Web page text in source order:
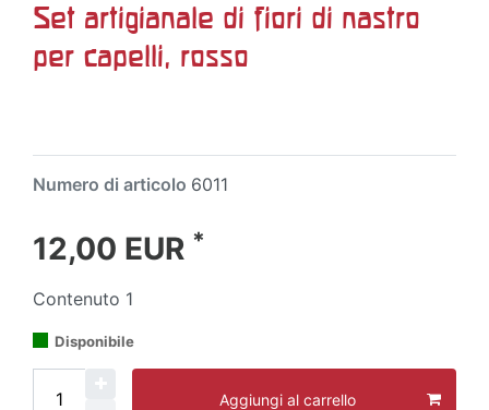
Set artigianale di fiori di nastro
per capelli, rosso
Numero di articolo 6011
12,00 EUR *
Contenuto 1
Disponibile
Aggiungi al carrello